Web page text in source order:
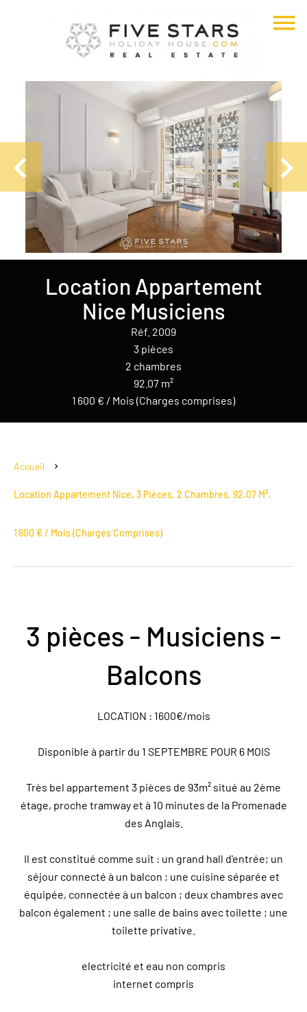
Location Appartement
Nice Musiciens
Réf. 2009
3 pièces
2 chambres
92.07 m²
1 600 € / Mois (Charges comprises)
Accueil
Location Appartement Nice, 3 Pièces, 2 Chambres, 92.07 M²,
1 600 € / Mois (Charges Comprises)
3 pièces - Musiciens -
Balcons
LOCATION : 1600€/mois
Disponible à partir du 1 SEPTEMBRE POUR 6 MOIS
Très bel appartement 3 pièces de 93m² situé au 2ème
étage, proche tramway et à 10 minutes de la Promenade
des Anglais.
Il est constitué comme suit : un grand hall d'entrée; un
séjour connecté à un balcon ; une cuisine séparée et
équipée, connectée à un balcon ; deux chambres avec
balcon également ; une salle de bains avec toilette ; une
toilette privative.
electricité et eau non compris
internet compris